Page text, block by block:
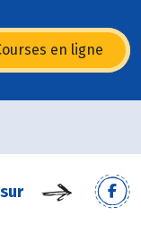
en ligne